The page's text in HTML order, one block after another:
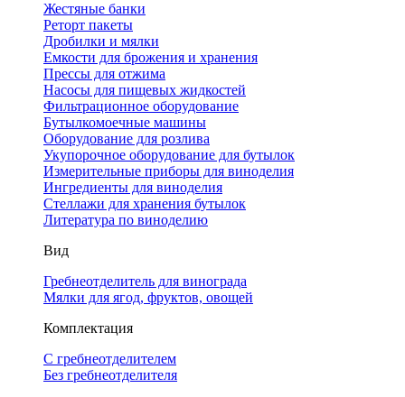
Жестяные банки
Реторт пакеты
Дробилки и мялки
Емкости для брожения и хранения
Прессы для отжима
Насосы для пищевых жидкостей
Фильтрационное оборудование
Бутылкомоечные машины
Оборудование для розлива
Укупорочное оборудование для бутылок
Измерительные приборы для виноделия
Ингредиенты для виноделия
Стеллажи для хранения бутылок
Литература по виноделию
Вид
Гребнеотделитель для винограда
Мялки для ягод, фруктов, овощей
Комплектация
С гребнеотделителем
Без гребнеотделителя